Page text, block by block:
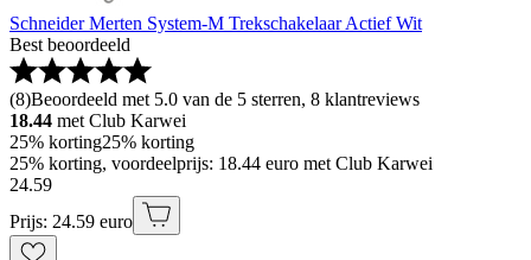
Schneider Merten System-M Trekschakelaar Actief Wit
Best beoordeeld
(8)Beoordeeld met 5.0 van de 5 sterren, 8 klantreviews
18.44 met Club Karwei
25% korting25% korting
25% korting, voordeelprijs: 18.44 euro met Club Karwei
24.59
Prijs: 24.59 euro